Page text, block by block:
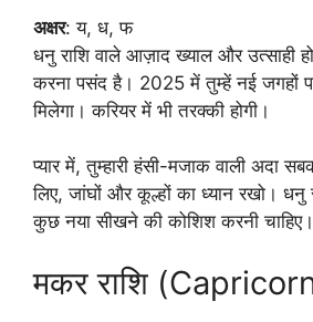
अक्षर: य, ध, फ
धनु राशि वाले आज़ाद ख्याल और उत्साही
करना पसंद है। 2025 में तुम्हें नई जगहों
मिलेगा। करियर में भी तरक्की होगी।
प्यार में, तुम्हारी हंसी-मजाक वाली अदा
लिए, जांघों और कूल्हों का ध्यान रखो। धनु
कुछ नया सीखने की कोशिश करनी चाहिए।
मकर राशि